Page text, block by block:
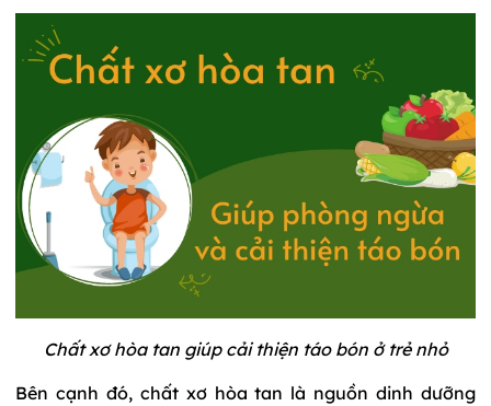
Chất xơ hòa tan giúp cải thiện táo bón ở trẻ nhỏ
Bên cạnh đó, chất xơ hòa tan là nguồn dinh dưỡng